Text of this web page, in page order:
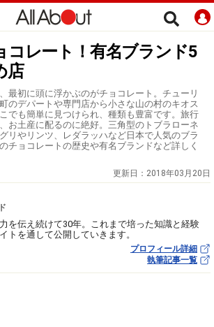
コレート！有名ブランド5
店
最初に頭に浮かぶのがチョコレート。チューリ
のデパートや専門店から小さな山の村のキオス
でも簡単に見つけられ、種類も豊富です。旅行
お土産に配るのに絶好。三角型のトブラローネ
リやリンツ、レダラッハなど日本で人気のブラ
チョコレートの歴史や有名ブランドなど詳しく
更新日： 2018年03月20日
を伝え続けて30年。これまで培った知識と経験
トを通して公開していきます。
プロフィール詳細
執筆記事一覧